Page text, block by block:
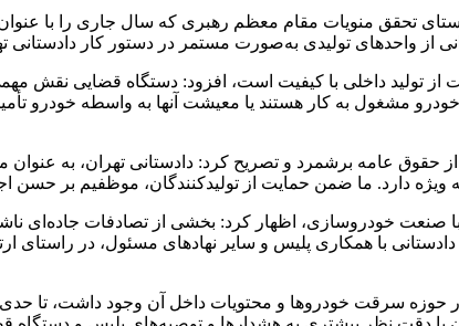
تحقق منویات مقام معظم رهبری که سال جاری را با
از واحدهای تولیدی به‌صورت مستمر در دستور کار دادستانی
از تولید داخلی با کیفیت است، افزود: دستگاه قضایی نقش
مشغول به کار هستند یا معیشت آنها به واسطه خودرو
از حقوق عامه برشمرد و تصریح کرد: دادستانی تهران، به
ویژه دارد. ما ضمن حمایت از تولیدکنندگان، موظفیم بر حسن
با صنعت خودروسازی، اظهار کرد: بخشی از تصادفات
با همکاری پلیس و سایر نهادهای مسئول، در راستای
سرقت خودروها و محتویات داخل آن وجود داشت، تا